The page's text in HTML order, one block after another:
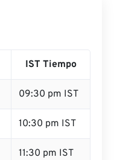
IST Tiempo
09:30 pm IST
10:30 pm IST
11:30 pm IST